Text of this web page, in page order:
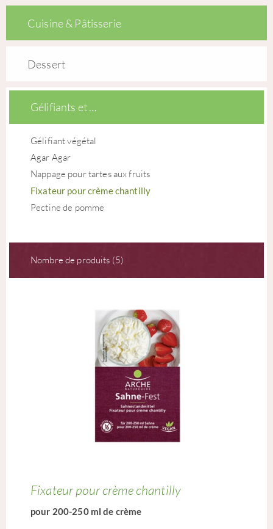
Cuisine & Pâtisserie
Dessert
Gélifiants et …
Gélifiant végétal
Agar Agar
Nappage pour tartes aux fruits
Fixateur pour crème chantilly
Pectine de pomme
Nombre de produits (5)
Fixateur pour crème chantilly
pour 200-250 ml de crème